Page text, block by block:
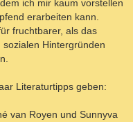
ich mir kaum vorstellen
erarbeiten kann.
fruchtbarer, als das
Hintergründen
Literaturtipps geben:
van Royen und Sunnyva